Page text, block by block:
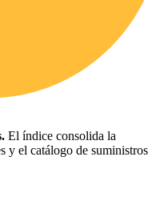
El índice consolida la
y el catálogo de suministros